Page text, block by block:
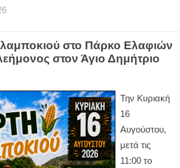
στο Πάρκο Ελαφιών
στον Άγιο Δημήτριο
Την Κυριακή
16
Αυγούστου,
μετά τις
11:00 το